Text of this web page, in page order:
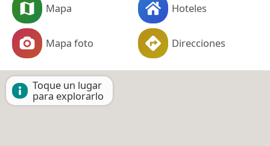
Mapa Hoteles
Mapa foto Direcciones
Toque un lugar
para explorarlo